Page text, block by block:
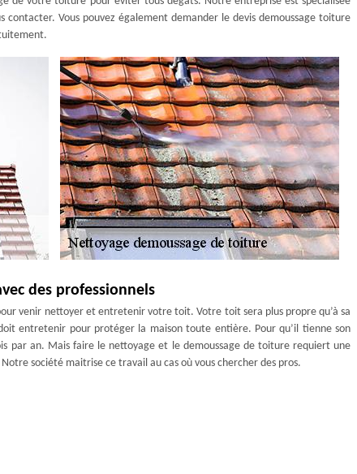
Vous pouvez également demander le devis demoussage toiture
des professionnels
venir nettoyer et entretenir votre toit. Votre toit sera plus propre qu’à sa
entretenir pour protéger la maison toute entière. Pour qu’il tienne son
par an. Mais faire le nettoyage et le demoussage de toiture requiert une
société maitrise ce travail au cas où vous chercher des pros.